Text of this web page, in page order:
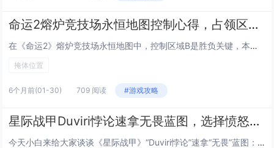
命运2熔炉竞技场永恒地图控制心得，占领区域B时的三个不可穿透掩体位置
在《命运2》熔炉竞技场永恒地图中，控制区域B是胜负关键，本文总结了占领该区域时三个高效且不可穿透的掩体位置：其一为B点右侧高台下方的混凝土矮墙，提供正面全覆盖与俯视视野；其二为B点后方通道入口处的金属承重柱群，三柱呈三角排列，可灵活切换射击...
掩体位置
6个月前(01-30) 709 阅读 #游戏攻略
星际战甲Duviri悖论速拿无畏蓝图，选择愤怒螺旋的路径与事件触发机制
今天小白来给大家谈谈《星际战甲》“Duviri悖论”速拿“无畏”蓝图：选择“愤怒”螺旋的路径与事件触发机制。，以及对应的知识点，希望对大家有所帮助，不要忘了收藏本站呢今天给各位分享《星际战甲》“Duviri悖论”速拿“无畏”蓝图：选择“愤怒...